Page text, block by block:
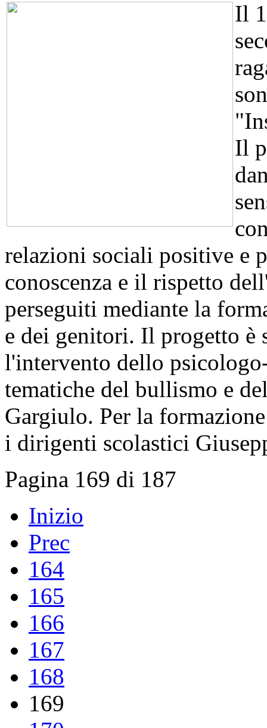
Il
Il
relazioni sociali positive e
conoscenza e il rispetto
perseguiti mediante la
e dei genitori. Il progetto è
l'intervento dello
tematiche del bullismo e
Gargiulo. Per la
i dirigenti scolastici
Pagina 169 di 187
Inizio
Prec
164
165
166
167
168
169